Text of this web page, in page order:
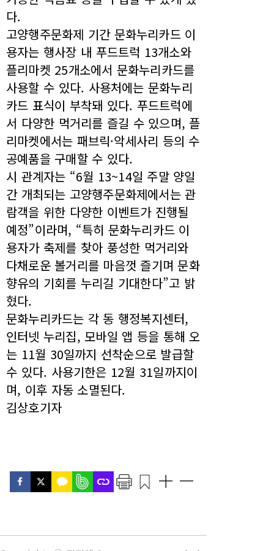
다.
고양행주문화제 기간 문화누리카드 이
용자는 행사장 내 푸드트럭 13개소와
플리마켓 25개소에서 문화누리카드를
사용할 수 있다. 사용처에는 문화누리
카드 표식이 부착돼 있다. 푸드트럭에
서 다양한 먹거리를 즐길 수 있으며, 플
리마켓에서는 패브릭·악세사리 등의 수
공예품을 구매할 수 있다.
시 관계자는 “6월 13~14일 주말 양일
간 개최되는 고양행주문화제에서는 관
람객을 위한 다양한 이벤트가 진행될
예정”이라며, “특히 문화누리카드 이
용자가 축제를 찾아 풍성한 먹거리와
다채로운 볼거리를 마음껏 즐기며 문화
향유의 기회를 누리길 기대한다”고 밝
혔다.
문화누리카드는 각 동 행정복지센터,
인터넷 누리집, 모바일 앱 등을 통해 오
는 11월 30일까지 선착순으로 발급할
수 있다. 사용기한은 12월 31일까지이
며, 이후 자동 소멸된다.
김상호기자